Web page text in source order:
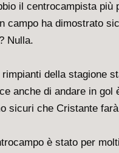
il centrocampista più
campo ha dimostrato
Nulla.
rimpianti della stagione
anche di andare in
sicuri che Cristante
è stato per